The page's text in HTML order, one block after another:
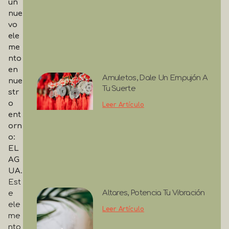
un
nue
vo
ele
me
nto
en
nue
str
o
ent
orn
o:
EL
AG
UA.
Est
e
ele
me
Amuletos, Dale Un Empujón A
Tu Suerte
Leer Artículo
Altares, Potencia Tu Vibración
Leer Artículo